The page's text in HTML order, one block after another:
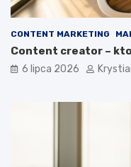
CONTENT MARKETING
Content creator –
6 lipca 2026